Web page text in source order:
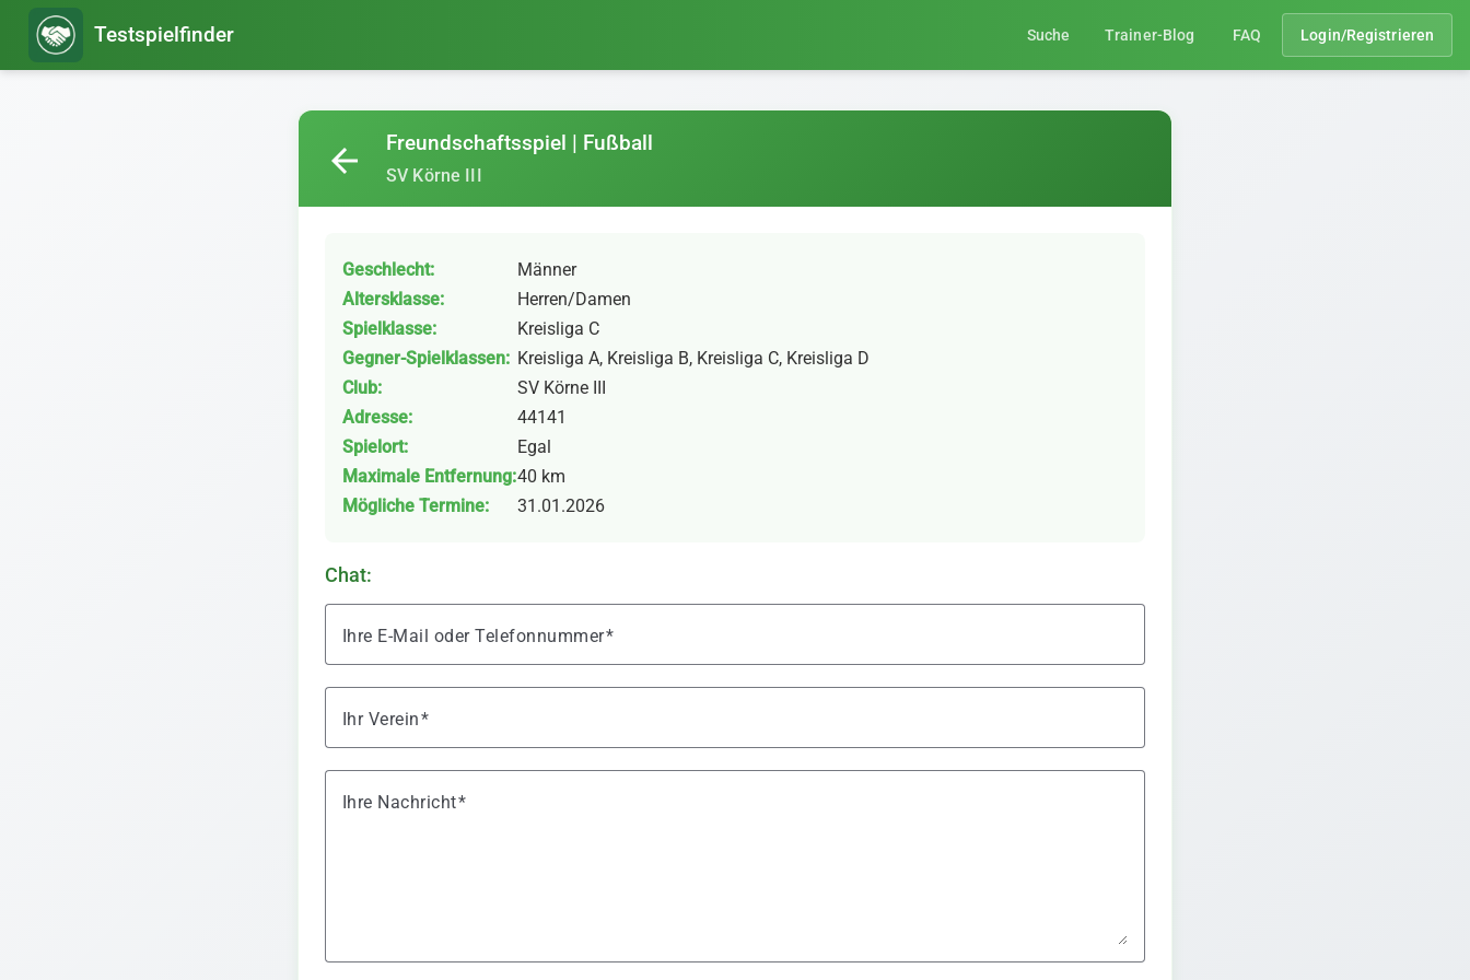
Testspielfinder Suche Trainer-Blog FAQ Login/Registrieren
Freundschaftsspiel | Fußball
SV Körne III
arrow_back
Geschlecht:
Männer
Altersklasse:
Herren/Damen
Spielklasse:
Kreisliga C
Gegner-Spielklassen: Kreisliga A, Kreisliga B, Kreisliga C, Kreisliga D
Club:
SV Körne III
Adresse:
44141
Spielort:
Egal
Maximale Entfernung:40 km
Mögliche Termine:
31.01.2026
Chat:
Ihre E-Mail oder Telefonnummer
Ihr Verein
Ihre Nachricht